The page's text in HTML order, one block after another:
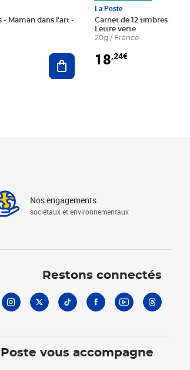
- Maman dans l'art -
Ajouter au panier
La Poste
Carnet de 12 timbres - Le
Lettre verte
20g / France
18,24€
Nos engagements
sociétaux et environnementaux
Restons connectés
Poste vous accompagne